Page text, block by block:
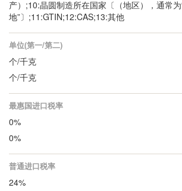
产）;10:晶圆制造所在国家〔（地区），通常
地”〕;11:GTIN;12:CAS;13:其他
单位(第一/第二)
个/千克
个/千克
最惠国进口税率
0%
0%
普通进口税率
24%